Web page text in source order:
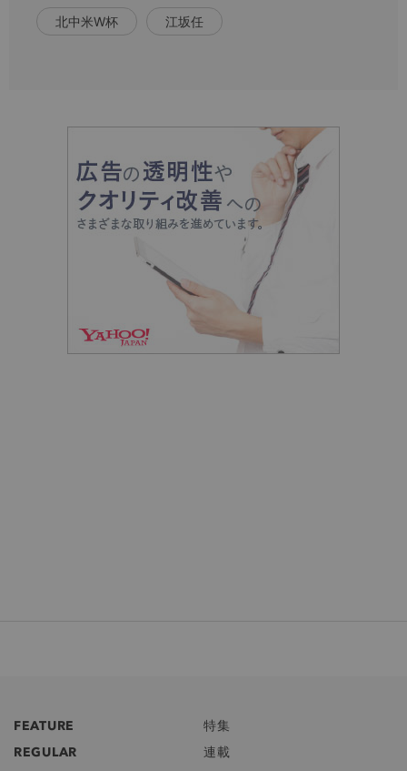
北中米W杯 江坂任
FEATURE
特集
REGULAR
連載